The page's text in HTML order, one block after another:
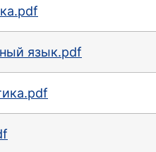
язык.pdf